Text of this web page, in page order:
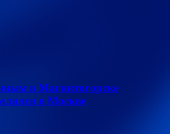
в Магнитогорске
в Москве